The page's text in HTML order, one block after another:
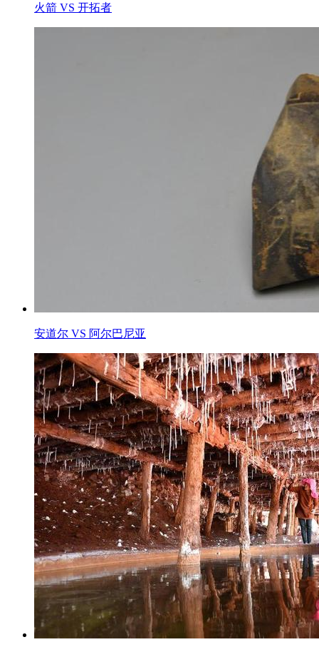
火箭 VS 开拓者
安道尔 VS 阿尔巴尼亚